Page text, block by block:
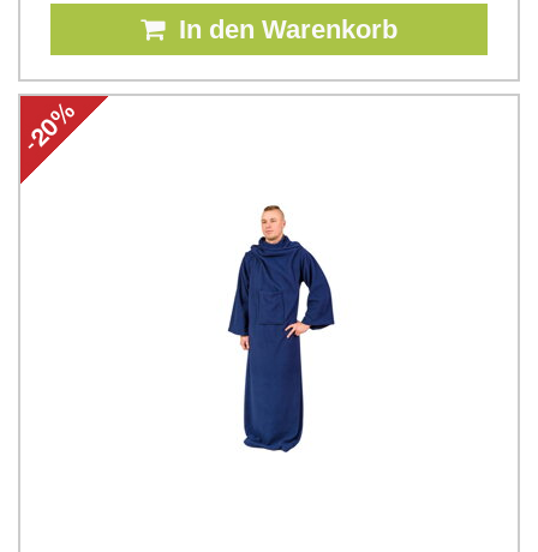
In den Warenkorb